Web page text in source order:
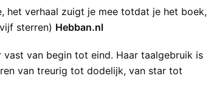
het verhaal zuigt je mee totdat je het boek,
sterren) Hebban.nl
van begin tot eind. Haar taalgebruik is
van treurig tot dodelijk, van star tot